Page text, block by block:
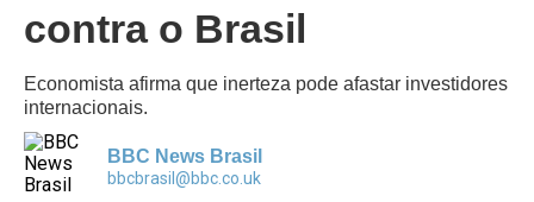
contra o Brasil
Economista afirma que inerteza pode afastar investidores
internacionais.
BBC News Brasil
bbcbrasil@bbc.co.uk